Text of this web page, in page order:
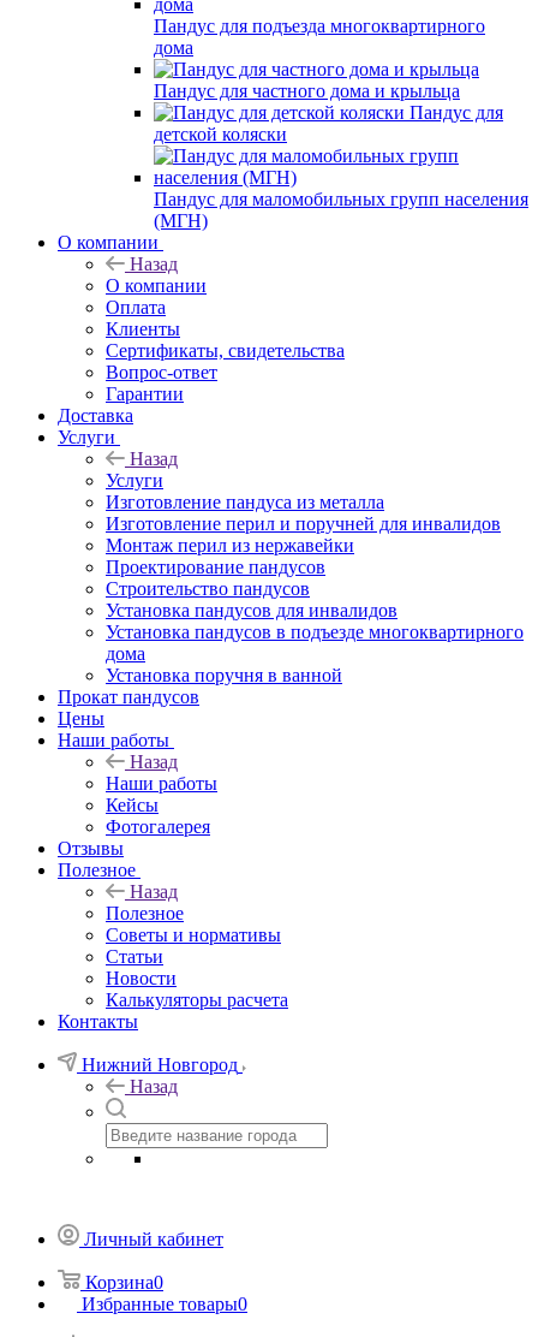
Пандус для подъезда многоквартирного
дома
Пандус для частного дома и крыльца
Пандус для
детской коляски
Пандус для маломобильных групп населения
(МГН)
О компании
Назад
О компании
Оплата
Клиенты
Сертификаты, свидетельства
Вопрос-ответ
Гарантии
Доставка
Услуги
Назад
Услуги
Изготовление пандуса из металла
Изготовление перил и поручней для инвалидов
Монтаж перил из нержавейки
Проектирование пандусов
Строительство пандусов
Установка пандусов для инвалидов
Установка пандусов в подъезде многоквартирного
дома
Установка поручня в ванной
Прокат пандусов
Цены
Наши работы
Назад
Наши работы
Кейсы
Фотогалерея
Отзывы
Полезное
Назад
Полезное
Советы и нормативы
Статьи
Новости
Калькуляторы расчета
Контакты
Нижний Новгород
Назад
Личный кабинет
Корзина0
Избранные товары0